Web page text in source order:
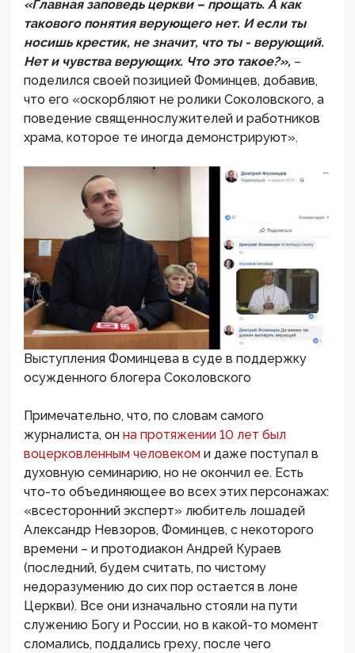
«Главная заповедь церкви – прощать. А как
такового понятия верующего нет. И если ты
носишь крестик, не значит, что ты - верующий.
Нет и чувства верующих. Что это такое?», –
поделился своей позицией Фоминцев, добавив,
что его «оскорбляют не ролики Соколовского, а
поведение священнослужителей и работников
храма, которое те иногда демонстрируют».
Выступления Фоминцева в суде в поддержку
осужденного блогера Соколовского
Примечательно, что, по словам самого
журналиста, он на протяжении 10 лет был
воцерковленным человеком и даже поступал в
духовную семинарию, но не окончил ее. Есть
что-то объединяющее во всех этих персонажах:
«всесторонний эксперт» любитель лошадей
Александр Невзоров, Фоминцев, с некоторого
времени – и протодиакон Андрей Кураев
(последний, будем считать, по чистому
недоразумению до сих пор остается в лоне
Церкви). Все они изначально стояли на пути
служению Богу и России, но в какой-то момент
сломались, поддались греху, после чего